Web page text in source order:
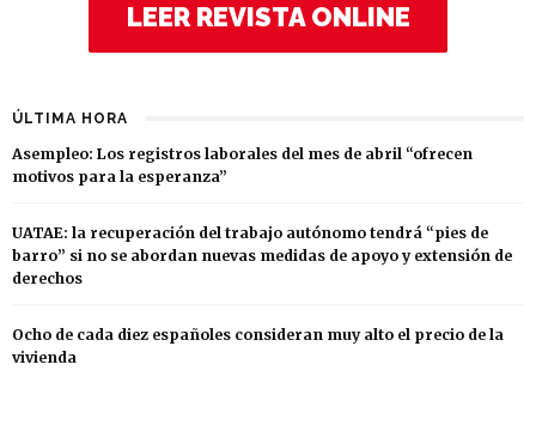
LEER REVISTA ONLINE
ÚLTIMA HORA
Asempleo: Los registros laborales del mes de abril “ofrecen
motivos para la esperanza”
UATAE: la recuperación del trabajo autónomo tendrá “pies de
barro” si no se abordan nuevas medidas de apoyo y extensión de
derechos
Ocho de cada diez españoles consideran muy alto el precio de la
vivienda